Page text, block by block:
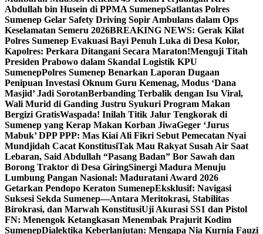
Abdullah bin Husein di PPMA SumenepSatlantas Polres
Sumenep Gelar Safety Driving Sopir Ambulans dalam Ops
Keselamatan Semeru 2026BREAKING NEWS: Gerak Kilat
Polres Sumenep Evakuasi Bayi Penuh Luka di Desa Kolor,
Kapolres: Perkara Ditangani Secara Maraton!Menguji Titah
Presiden Prabowo dalam Skandal Logistik KPU
SumenepPolres Sumenep Benarkan Laporan Dugaan
Penipuan Investasi Oknum Guru Kemenag, Modus ‘Dana
Masjid’ Jadi SorotanBerbanding Terbalik dengan Isu Viral,
Wali Murid di Ganding Justru Syukuri Program Makan
Bergizi GratisWaspada! Inilah Titik Jalur Tengkorak di
Sumenep yang Kerap Makan Korban JiwaGeger ‘Jurus
Mabuk’ DPP PPP: Mas Kiai Ali Fikri Sebut Pemecatan Nyai
Mundjidah Cacat KonstitusiTak Mau Rakyat Susah Air Saat
Lebaran, Said Abdullah “Pasang Badan” Bor Sawah dan
Borong Traktor di Desa GiringSinergi Madura Menuju
Lumbung Pangan Nasional: Maduratani Award 2026
Getarkan Pendopo Keraton SumenepEksklusif: Navigasi
Suksesi Sekda Sumenep—Antara Meritokrasi, Stabilitas
Birokrasi, dan Marwah KonstitusiUji Akurasi SS1 dan Pistol
FN: Menengok Ketangkasan Menembak Prajurit Kodim
SumenepDialektika Keberlanjutan: Mengapa Nia Kurnia Fauzi